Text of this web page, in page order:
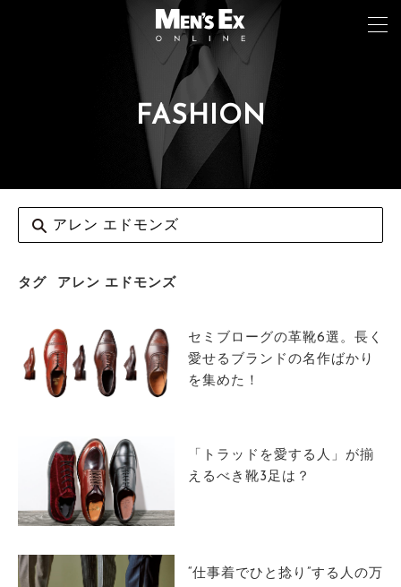
FASHION
タグ アレン エドモンズ
セミブローグの革靴6選。長く
愛せるブランドの名作ばかり
を集めた！
「トラッドを愛する人」が揃
えるべき靴3足は？
“仕事着でひと捻り”する人の万
CAR&BIKE
LIFESTYLE
MAGAZINE
ABOUT SITE
サイトマップ